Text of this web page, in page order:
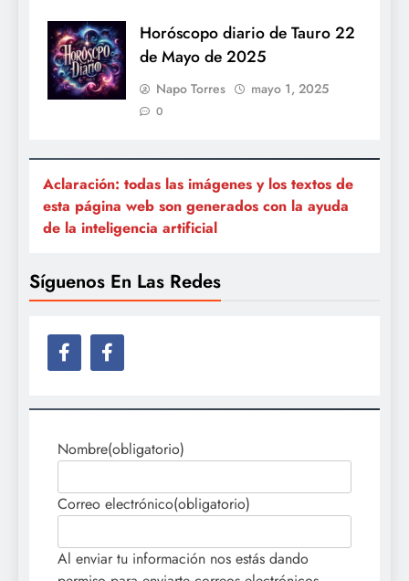
Horóscopo diario de Tauro 22
de Mayo de 2025
Napo Torres mayo 1, 2025
0
Aclaración: todas las imágenes y los textos de
esta página web son generados con la ayuda
de la inteligencia artificial
Síguenos En Las Redes
Nombre(obligatorio)
Correo electrónico(obligatorio)
Al enviar tu información nos estás dando